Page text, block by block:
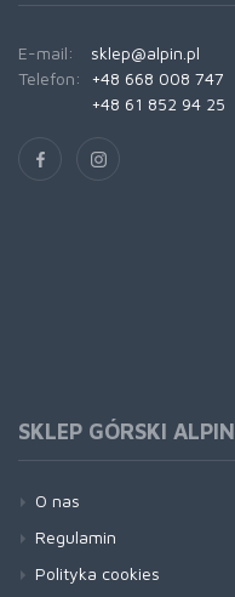
E-mail:
sklep@alpin.pl
Telefon:
+48 668 008 747
+48 61 852 94 25
SKLEP GÓRSKI ALPIN
O nas
Regulamin
Polityka cookies